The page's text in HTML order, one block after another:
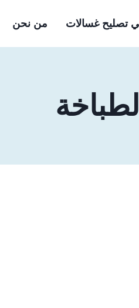
تصليح غسالات من نحن